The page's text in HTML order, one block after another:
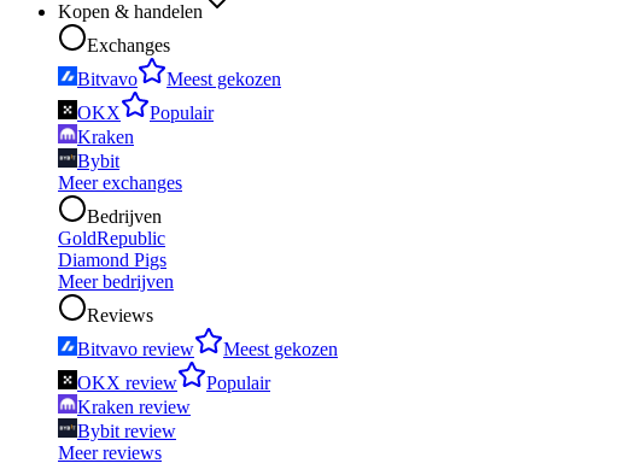
Kopen & handelen
Exchanges
Bitvavo
Meest gekozen
OKX
Populair
Kraken
Bybit
Meer exchanges
Bedrijven
GoldRepublic
Diamond Pigs
Meer bedrijven
Reviews
Bitvavo review
Meest gekozen
OKX review
Populair
Kraken review
Bybit review
Meer reviews